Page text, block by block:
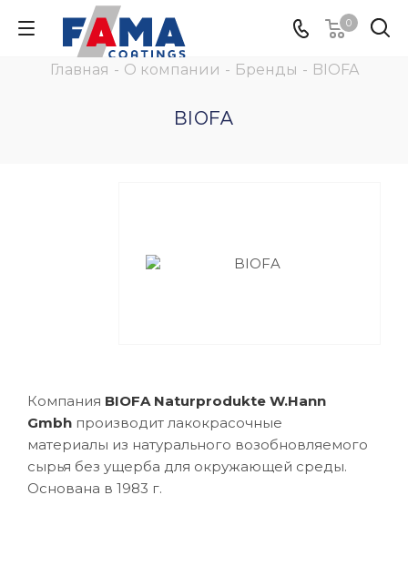
0
Главная - О компании - Бренды - BIOFA
BIOFA
Компания BIOFA Naturprodukte W.Hann
Gmbh производит лакокрасочные
материалы из натурального возобновляемого
сырья без ущерба для окружающей среды.
Основана в 1983 г.